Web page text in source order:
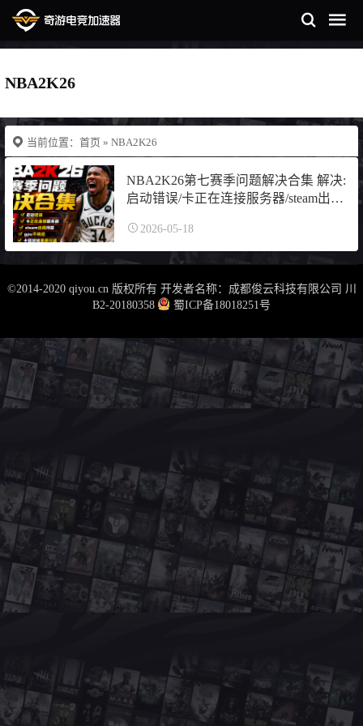
NBA2K26
当前位置： 首页 » NBA2K26
NBA2K26第七赛季问题解决合集 解决:
启动错误/卡正在连接服务器/steam出现
2026-05-18
©2014-2020 qiyou.cn 版权所有 开发者名称：成都俊云科技有限公司 川
B2-20180358
蜀ICP备18018251号